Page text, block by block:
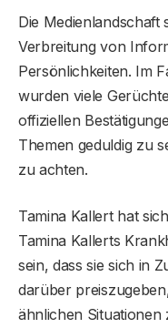
Die Medienlandschaft
Verbreitung von
Persönlichkeiten. Im
wurden viele
offiziellen
Themen geduldig zu
zu achten.
Tamina Kallert hat
Tamina Kallerts
sein, dass sie sich in
darüber
ähnlichen Situationen